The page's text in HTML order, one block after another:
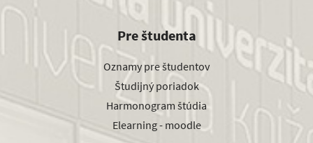
Pre študenta
Oznamy pre študentov
Študijný poriadok
Harmonogram štúdia
Elearning - moodle